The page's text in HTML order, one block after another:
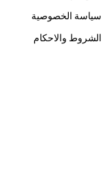
سياسة الخصوصية
الشروط والاحكام